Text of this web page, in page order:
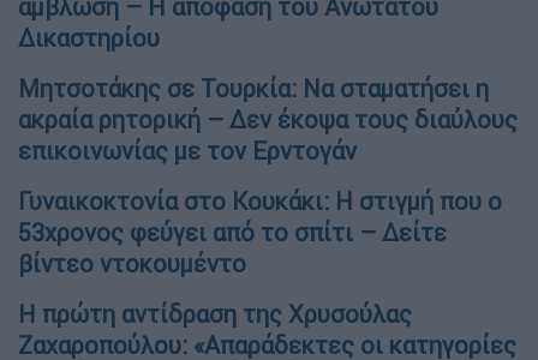
άμβλωση – Η απόφαση του Ανώτατου
Δικαστηρίου
Μητσοτάκης σε Τουρκία: Να σταματήσει η
ακραία ρητορική – Δεν έκοψα τους διαύλους
επικοινωνίας με τον Ερντογάν
Γυναικοκτονία στο Κουκάκι: Η στιγμή που ο
53χρονος φεύγει από το σπίτι – Δείτε
βίντεο ντοκουμέντο
Η πρώτη αντίδραση της Χρυσούλας
Ζαχαροπούλου: «Απαράδεκτες οι κατηγορίες